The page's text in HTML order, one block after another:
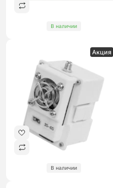
В наличии
Акция
В наличии